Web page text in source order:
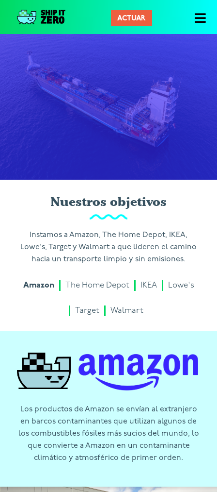
Cero
ACTUAR
Nuestros objetivos
Instamos a Amazon, The Home Depot, IKEA,
Lowe's, Target y Walmart a que lideren el camino
hacia un transporte limpio y sin emisiones.
Amazon The Home Depot IKEA Lowe's
Target Walmart
Los productos de Amazon se envían al extranjero
en barcos contaminantes que utilizan algunos de
los combustibles fósiles más sucios del mundo, lo
que convierte a Amazon en un contaminante
climático y atmosférico de primer orden.